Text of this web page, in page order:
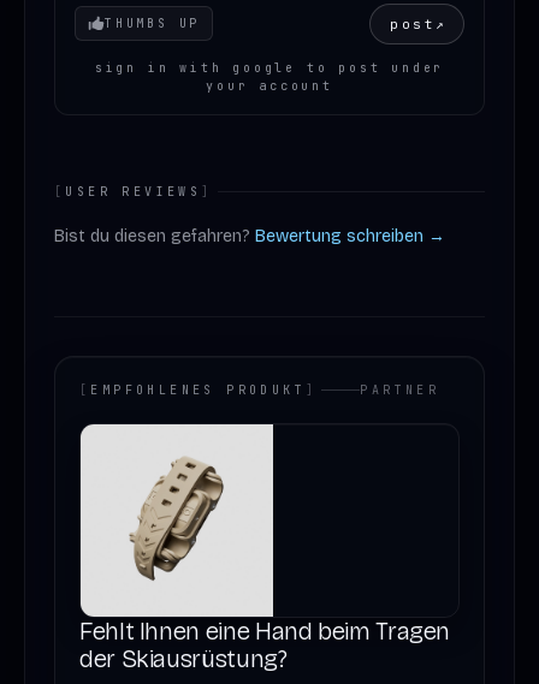
Your mood
THUMBS UP post ↗
sign in with google to post under
your account
[ USER REVIEWS ]
Bist du diesen gefahren? Bewertung schreiben →
[ EMPFOHLENES PRODUKT ] PARTNER
Fehlt Ihnen eine Hand beim Tragen
der Skiausrüstung?